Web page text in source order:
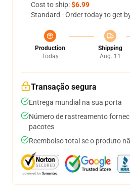
Cost to ship:$6.99
Standard - Order today to get
Production
Today
Shipping
Aug. 11
Transação segura
Entrega mundial na sua porta
Número de rastreamento
pacotes
Reembolso total se o produto